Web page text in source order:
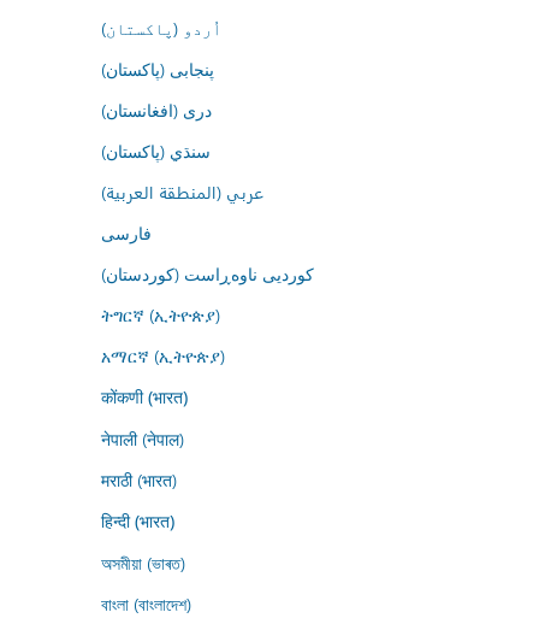
اُردو (پاکستان)
پنجابی (پاکستان)
درى (افغانستان)
سنڌي (پاکستان)
عربي (المنطقة العربية)
فارسى
کوردیی ناوەڕاست (کوردستان)
ትግርኛ (ኢትዮጵያ)
አማርኛ (ኢትዮጵያ)
कोंकणी (भारत)
नेपाली (नेपाल)
मराठी (भारत)
हिन्दी (भारत)
অসমীয়া (ভাৰত)
বাংলা (বাংলাদেশ)